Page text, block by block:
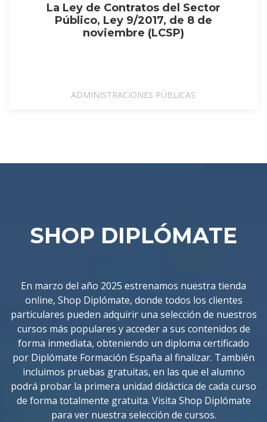
La Ley de Contratos del Sector
Público, Ley 9/2017, de 8 de
noviembre (LCSP)
ADMINISTRACIONES PÚBLICAS
SHOP DIPLÓMATE
En marzo del año 2025 estrenamos nuestra tienda
online, Shop Diplómate, donde todos los clientes
particulares pueden adquirir una selección de nuestros
cursos más populares y acceder a sus contenidos de
forma inmediata, obteniendo un diploma certificado
por Diplómate Formación España al finalizar. También
incluimos pruebas gratuitas, en las que el alumno
podrá probar la primera unidad didáctica de cada curso
de forma totalmente gratuita. Visita Shop Diplómate
para ver nuestra selección de cursos.